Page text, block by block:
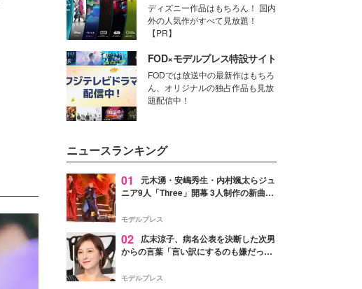
ディズニー作品はもちろん！ 国内
外の人気作がすべて見放題！
【PR】
FOD×モデルプレス特設サイト
FODでは放送中の最新作はもちろ
ん、オリジナルの独占作品も見放
題配信中！
ニュースランキング
01
元木湧・安嶋秀生・内村颯太らジュ
ニア9人「Three」開幕 3人制作の新曲＆
進んで夢を掴みたい」【ゲネプロレポ】
モデルプレス
02
広末涼子、病名公表を決断した次男
からの言葉「言い訳にするのも嫌だっ
モデルプレス